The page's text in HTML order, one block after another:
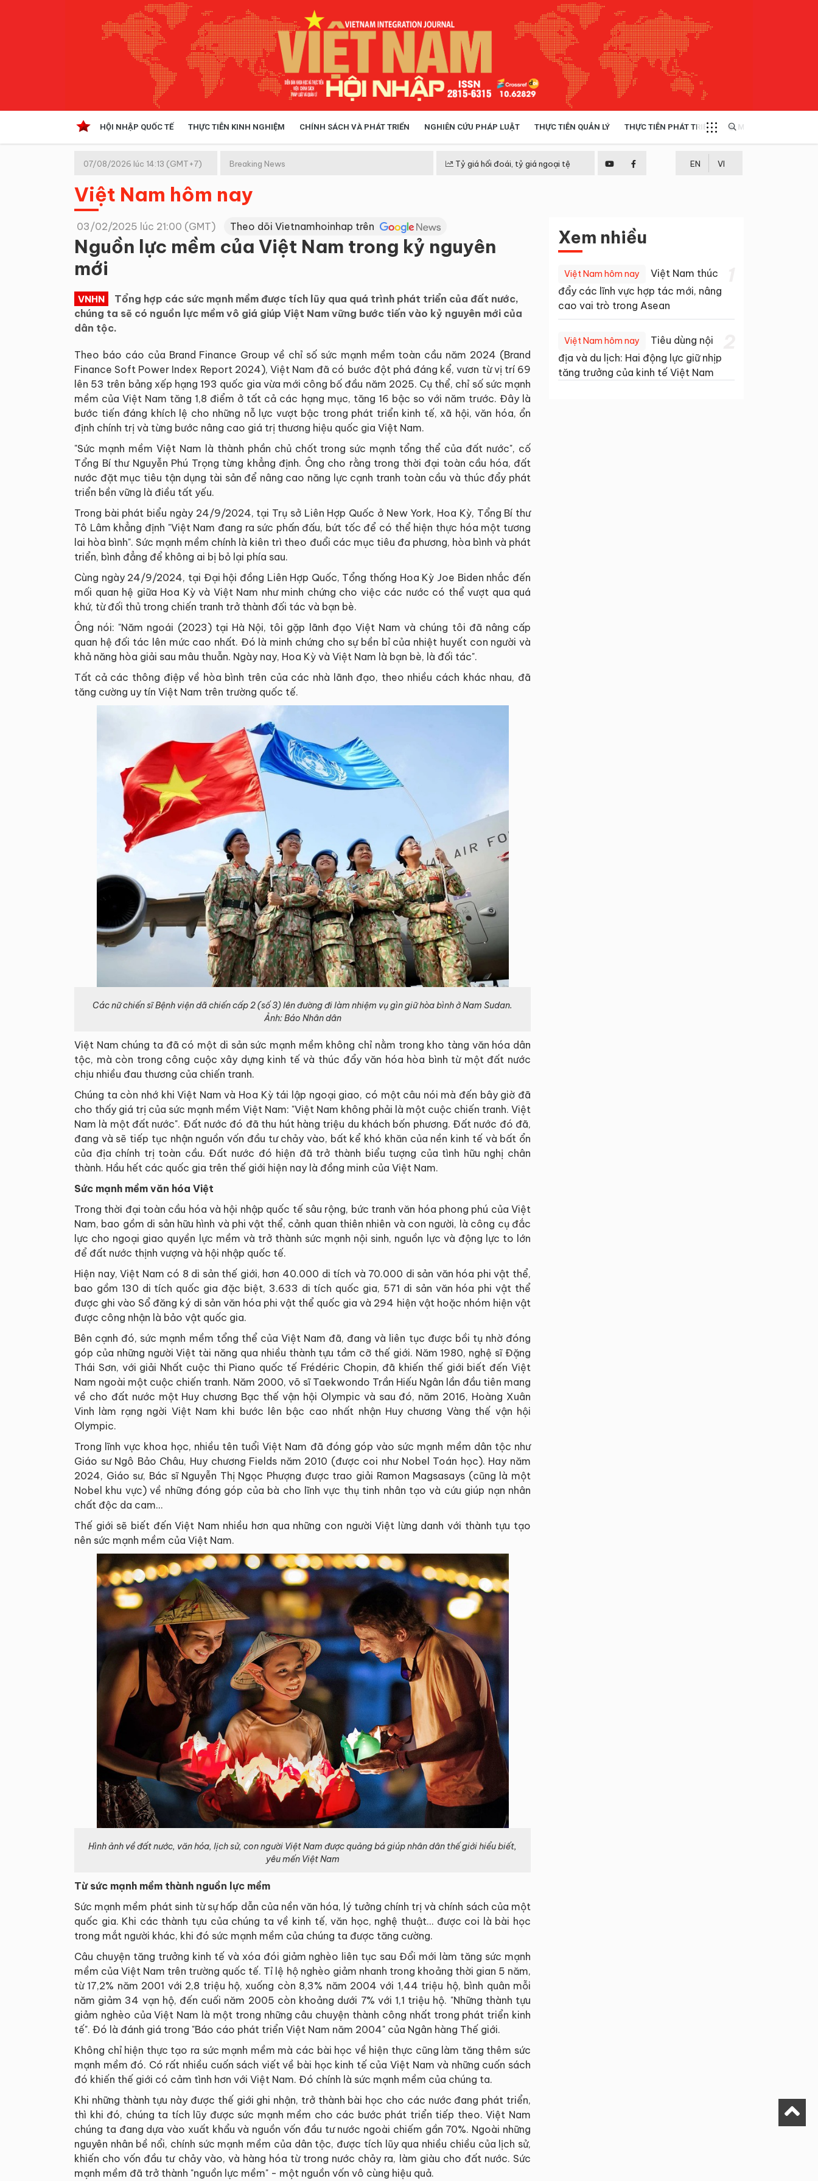
HỘI NHẬP QUỐC TẾ THỰC TIỄN KINH NGHIỆM CHÍNH SÁCH VÀ PHÁT TRIỂN NGHIÊN CỨU PHÁP LUẬT THỰC TIỄN QUẢN LÝ THỰC TIỄN PHÁT TRIỂN MULTIMEDIA
Kinh tế hội nhập
Doanh nghiệp
07/08/2026 lúc 14:13 (GMT+7) Breaking News Tỷ giá hối đoái, tỷ giá ngoại tệ EN VI
Việt Nam hôm nay
03/02/2025 lúc 21:00 (GMT) Theo dõi Vietnamhoinhap trên
Nguồn lực mềm của Việt Nam trong kỷ nguyên
mới
VNHN
Tổng hợp các sức mạnh mềm được tích lũy qua quá trình phát triển của đất nước,
chúng ta sẽ có nguồn lực mềm vô giá giúp Việt Nam vững bước tiến vào kỷ nguyên mới của
dân tộc.
Theo báo cáo của Brand Finance Group về chỉ số sức mạnh mềm toàn cầu năm 2024 (Brand
Finance Soft Power Index Report 2024), Việt Nam đã có bước đột phá đáng kể, vươn từ vị trí 69
lên 53 trên bảng xếp hạng 193 quốc gia vừa mới công bố đầu năm 2025. Cụ thể, chỉ số sức mạnh
mềm của Việt Nam tăng 1,8 điểm ở tất cả các hạng mục, tăng 16 bậc so với năm trước. Đây là
bước tiến đáng khích lệ cho những nỗ lực vượt bậc trong phát triển kinh tế, xã hội, văn hóa, ổn
định chính trị và từng bước nâng cao giá trị thương hiệu quốc gia Việt Nam.
"Sức mạnh mềm Việt Nam là thành phần chủ chốt trong sức mạnh tổng thể của đất nước", cố
Tổng Bí thư Nguyễn Phú Trọng từng khẳng định. Ông cho rằng trong thời đại toàn cầu hóa, đất
nước đặt mục tiêu tận dụng tài sản để nâng cao năng lực cạnh tranh toàn cầu và thúc đẩy phát
triển bền vững là điều tất yếu.
Trong bài phát biểu ngày 24/9/2024, tại Trụ sở Liên Hợp Quốc ở New York, Hoa Kỳ, Tổng Bí thư
Tô Lâm khẳng định "Việt Nam đang ra sức phấn đấu, bứt tốc để có thể hiện thực hóa một tương
lai hòa bình". Sức mạnh mềm chính là kiên trì theo đuổi các mục tiêu đa phương, hòa bình và phát
triển, bình đẳng để không ai bị bỏ lại phía sau.
Cùng ngày 24/9/2024, tại Đại hội đồng Liên Hợp Quốc, Tổng thống Hoa Kỳ Joe Biden nhắc đến
mối quan hệ giữa Hoa Kỳ và Việt Nam như minh chứng cho việc các nước có thể vượt qua quá
khứ, từ đối thủ trong chiến tranh trở thành đối tác và bạn bè.
Ông nói: "Năm ngoái (2023) tại Hà Nội, tôi gặp lãnh đạo Việt Nam và chúng tôi đã nâng cấp
quan hệ đối tác lên mức cao nhất. Đó là minh chứng cho sự bền bỉ của nhiệt huyết con người và
khả năng hòa giải sau mâu thuẫn. Ngày nay, Hoa Kỳ và Việt Nam là bạn bè, là đối tác".
Tất cả các thông điệp về hòa bình trên của các nhà lãnh đạo, theo nhiều cách khác nhau, đã
tăng cường uy tín Việt Nam trên trường quốc tế.
Các nữ chiến sĩ Bệnh viện dã chiến cấp 2 (số 3) lên đường đi làm nhiệm vụ gìn giữ hòa bình ở Nam Sudan.
Ảnh: Báo Nhân dân
Việt Nam chúng ta đã có một di sản sức mạnh mềm không chỉ nằm trong kho tàng văn hóa dân
tộc, mà còn trong công cuộc xây dựng kinh tế và thúc đẩy văn hóa hòa bình từ một đất nước
chịu nhiều đau thương của chiến tranh.
Chúng ta còn nhớ khi Việt Nam và Hoa Kỳ tái lập ngoại giao, có một câu nói mà đến bây giờ đã
cho thấy giá trị của sức mạnh mềm Việt Nam: "Việt Nam không phải là một cuộc chiến tranh. Việt
Nam là một đất nước". Đất nước đó đã thu hút hàng triệu du khách bốn phương. Đất nước đó đã,
đang và sẽ tiếp tục nhận nguồn vốn đầu tư chảy vào, bất kể khó khăn của nền kinh tế và bất ổn
của địa chính trị toàn cầu. Đất nước đó hiện đã trở thành biểu tượng của tình hữu nghị chân
thành. Hầu hết các quốc gia trên thế giới hiện nay là đồng minh của Việt Nam.
Sức mạnh mềm văn hóa Việt
Trong thời đại toàn cầu hóa và hội nhập quốc tế sâu rộng, bức tranh văn hóa phong phú của Việt
Nam, bao gồm di sản hữu hình và phi vật thể, cảnh quan thiên nhiên và con người, là công cụ đắc
lực cho ngoại giao quyền lực mềm và trở thành sức mạnh nội sinh, nguồn lực và động lực to lớn
để đất nước thịnh vượng và hội nhập quốc tế.
Hiện nay, Việt Nam có 8 di sản thế giới, hơn 40.000 di tích và 70.000 di sản văn hóa phi vật thể,
bao gồm 130 di tích quốc gia đặc biệt, 3.633 di tích quốc gia, 571 di sản văn hóa phi vật thể
được ghi vào Sổ đăng ký di sản văn hóa phi vật thể quốc gia và 294 hiện vật hoặc nhóm hiện vật
được công nhận là bảo vật quốc gia.
Bên cạnh đó, sức mạnh mềm tổng thể của Việt Nam đã, đang và liên tục được bồi tụ nhờ đóng
góp của những người Việt tài năng qua nhiều thành tựu tầm cỡ thế giới. Năm 1980, nghệ sĩ Đặng
Thái Sơn, với giải Nhất cuộc thi Piano quốc tế Frédéric Chopin, đã khiến thế giới biết đến Việt
Nam ngoài một cuộc chiến tranh. Năm 2000, võ sĩ Taekwondo Trần Hiếu Ngân lần đầu tiên mang
về cho đất nước một Huy chương Bạc thế vận hội Olympic và sau đó, năm 2016, Hoàng Xuân
Vinh làm rạng ngời Việt Nam khi bước lên bậc cao nhất nhận Huy chương Vàng thế vận hội
Olympic.
Trong lĩnh vực khoa học, nhiều tên tuổi Việt Nam đã đóng góp vào sức mạnh mềm dân tộc như
Giáo sư Ngô Bảo Châu, Huy chương Fields năm 2010 (được coi như Nobel Toán học). Hay năm
2024, Giáo sư, Bác sĩ Nguyễn Thị Ngọc Phượng được trao giải Ramon Magsasays (cũng là một
Nobel khu vực) về những đóng góp của bà cho lĩnh vực thụ tinh nhân tạo và cứu giúp nạn nhân
chất độc da cam…
Thế giới sẽ biết đến Việt Nam nhiều hơn qua những con người Việt lừng danh với thành tựu tạo
nên sức mạnh mềm của Việt Nam.
Hình ảnh về đất nước, văn hóa, lịch sử, con người Việt Nam được quảng bá giúp nhân dân thế giới hiểu biết,
yêu mến Việt Nam
Từ sức mạnh mềm thành nguồn lực mềm
Sức mạnh mềm phát sinh từ sự hấp dẫn của nền văn hóa, lý tưởng chính trị và chính sách của một
quốc gia. Khi các thành tựu của chúng ta về kinh tế, văn học, nghệ thuật… được coi là bài học
trong mắt người khác, khi đó sức mạnh mềm của chúng ta được tăng cường.
Câu chuyện tăng trưởng kinh tế và xóa đói giảm nghèo liên tục sau Đổi mới làm tăng sức mạnh
mềm của Việt Nam trên trường quốc tế. Tỉ lệ hộ nghèo giảm nhanh trong khoảng thời gian 5 năm,
từ 17,2% năm 2001 với 2,8 triệu hộ, xuống còn 8,3% năm 2004 với 1,44 triệu hộ, bình quân mỗi
năm giảm 34 vạn hộ, đến cuối năm 2005 còn khoảng dưới 7% với 1,1 triệu hộ. "Những thành tựu
giảm nghèo của Việt Nam là một trong những câu chuyện thành công nhất trong phát triển kinh
tế". Đó là đánh giá trong "Báo cáo phát triển Việt Nam năm 2004" của Ngân hàng Thế giới.
Không chỉ hiện thực tạo ra sức mạnh mềm mà các bài học về hiện thực cũng làm tăng thêm sức
mạnh mềm đó. Có rất nhiều cuốn sách viết về bài học kinh tế của Việt Nam và những cuốn sách
đó khiến thế giới có cảm tình hơn với Việt Nam. Đó chính là sức mạnh mềm của chúng ta.
Khi những thành tựu này được thế giới ghi nhận, trở thành bài học cho các nước đang phát triển,
thì khi đó, chúng ta tích lũy được sức mạnh mềm cho các bước phát triển tiếp theo. Việt Nam
chúng ta đang dựa vào xuất khẩu và nguồn vốn đầu tư nước ngoài chiếm gần 70%. Ngoài những
nguyên nhân bề nổi, chính sức mạnh mềm của dân tộc, được tích lũy qua nhiều chiều của lịch sử,
khiến cho vốn đầu tư chảy vào, và hàng hóa từ trong nước chảy ra, làm giàu cho đất nước. Sức
mạnh mềm đã trở thành "nguồn lực mềm" - một nguồn vốn vô cùng hiệu quả.
Xem nhiều
Việt Nam hôm nay
Việt Nam thúc
đẩy các lĩnh vực hợp tác mới, nâng
cao vai trò trong Asean
Việt Nam hôm nay
Tiêu dùng nội
địa và du lịch: Hai động lực giữ nhịp
tăng trưởng của kinh tế Việt Nam